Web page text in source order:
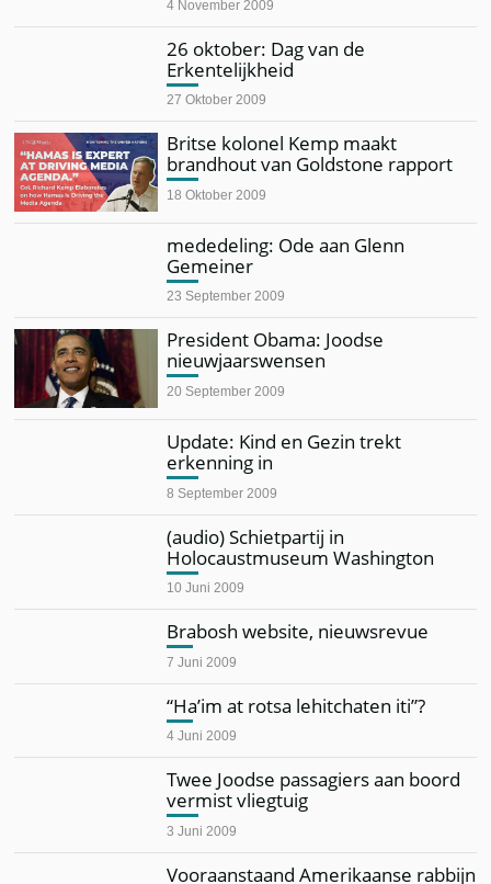
4 November 2009
26 oktober: Dag van de
Erkentelijkheid
27 Oktober 2009
Britse kolonel Kemp maakt
brandhout van Goldstone rapport
18 Oktober 2009
mededeling: Ode aan Glenn
Gemeiner
23 September 2009
President Obama: Joodse
nieuwjaarswensen
20 September 2009
Update: Kind en Gezin trekt
erkenning in
8 September 2009
(audio) Schietpartij in
Holocaustmuseum Washington
10 Juni 2009
Brabosh website, nieuwsrevue
7 Juni 2009
“Ha’im at rotsa lehitchaten iti”?
4 Juni 2009
Twee Joodse passagiers aan boord
vermist vliegtuig
3 Juni 2009
Vooraanstaand Amerikaanse rabbijn